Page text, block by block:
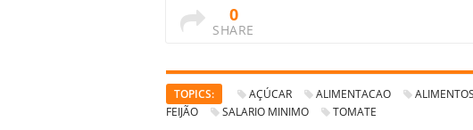
0
SHARE
TOPICS: AÇÚCAR ALIMENTACAO ALIMENTOS
FEIJÃO
SALARIO MINIMO TOMATE